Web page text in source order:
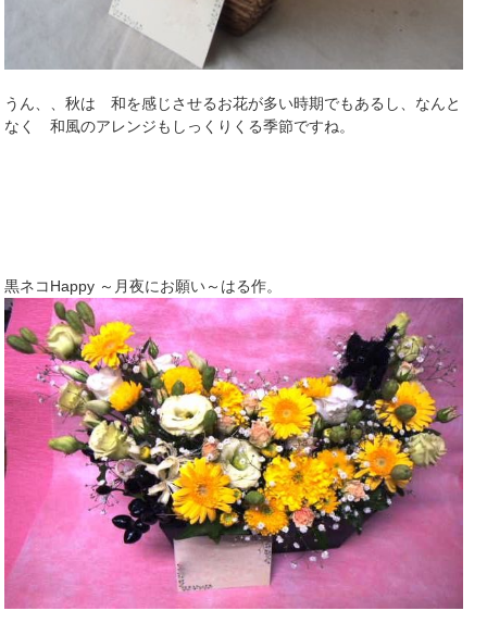
うん、、秋は 和を感じさせるお花が多い時期でもあるし、なんと
なく 和風のアレンジもしっくりくる季節ですね。
黒ネコHappy ～月夜にお願い～はる作。